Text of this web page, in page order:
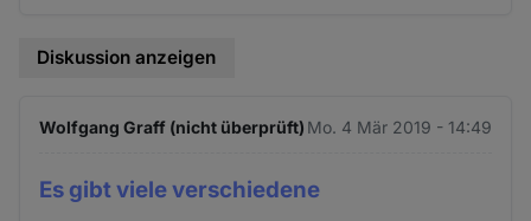
Diskussion anzeigen
Wolfgang Graff (nicht überprüft) Mo. 4 Mär 2019 - 14:49
Es gibt viele verschiedene